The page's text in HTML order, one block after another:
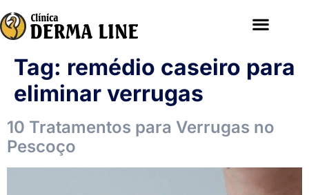
Tag: remédio caseiro para
eliminar verrugas
10 Tratamentos para Verrugas no
Pescoço